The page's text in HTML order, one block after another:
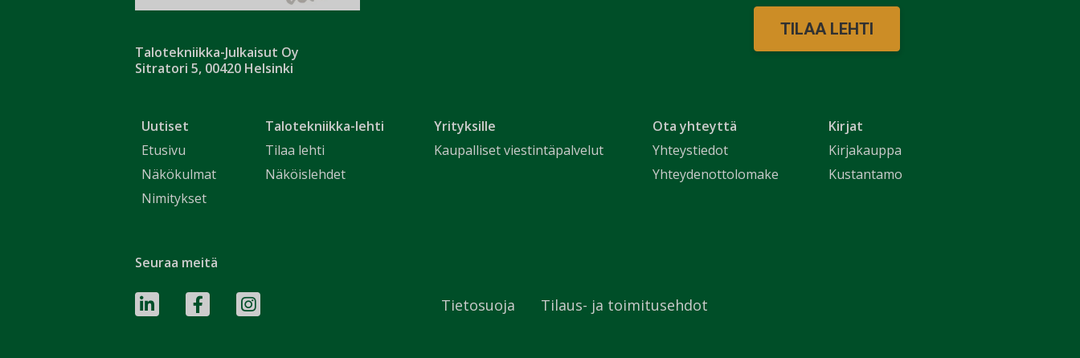
Talotekniikka-Julkaisut Oy
Sitratori 5, 00420 Helsinki
Uutiset
Etusivu
Näkökulmat
Nimitykset
Talotekniikka-lehti
Tilaa lehti
Näköislehdet
Yrityksille
Kaupalliset viestintäpalvelut
Ota yhteyttä
Yhteystiedot
Yhteydenottolomake
Kirjat
Kirjakauppa
Kustantamo
TILAA LEHTI
Seuraa meitä
Tietosuoja Tilaus- ja toimitusehdot